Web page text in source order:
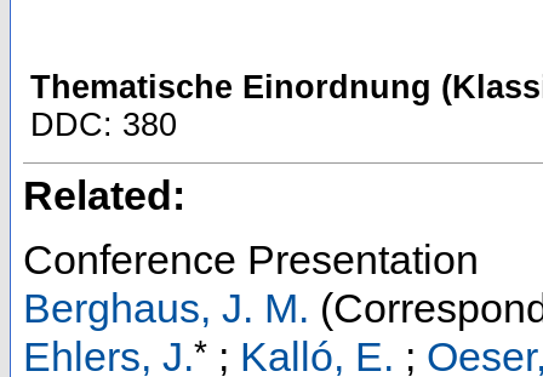
Thematische Einordnung
DDC: 380
Related:
Conference Presentation
Berghaus, J. M.
Ehlers, J.* ; Kalló, E. ;